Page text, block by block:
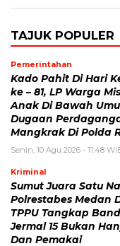
TAJUK POPULER
Pemerintahan
Kado Pahit Di Hari
ke – 81, LP Warga
Anak Di Bawah
Dugaan
Mangkrak Di Polda
Senin, 10 Agu 2026 - 11:48
Kriminal
Sumut Juara Satu
Polrestabes Medan
TPPU Tangkap
Jermal 15 Bukan
Dan Pemakai